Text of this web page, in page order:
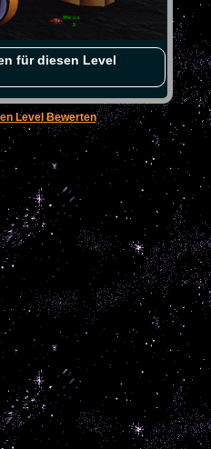
für diesen Level
Level Bewerten